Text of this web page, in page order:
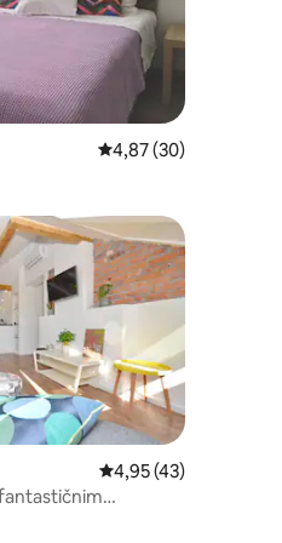
84
Prosječna ocjena:
4,87 (30)
39 Prosječna ocjena:
4,95 (43)